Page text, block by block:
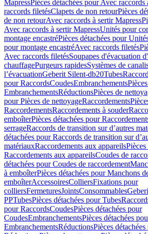
MapressPièces détachées pour Avec raccords
raccords filetésClapets de non retourPièces
de non retourAvec raccords à sertir Mapress
Avec raccords à sertir MapressUnités pour
montage encastréPièces détachées pour
pour montage encastréAvec raccords filetés
Avec raccords filetésSoupapes d'évacuation
chauffagePurgeurs rapidesSystèmes de
l’évacuationGeberit Silent-db20Tubes
pour RaccordsCoudesEmbranchements
EmbranchementsRéductionsPièces de
pour Pièces de nettoyageRaccordements
RaccordementsRaccordements à souder
emboîterPièces détachées pour
serrageRaccords de transition sur d’autres
détachées pour Raccords de transition sur
matériauxRaccordements aux appareils
Raccordements aux appareilsCoudes de
détachées pour Coudes de raccordement
à emboîterPièces détachées pour Manchons
emboîterAccessoiresColliersFixations pour
colliersFermeturesJointsConsommables
PPTubesPièces détachées pour Tubes
pour RaccordsCoudesPièces détachées pour
CoudesEmbranchementsPièces détachées
EmbranchementsRéductionsPièces